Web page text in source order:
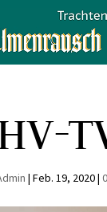
|Feb. 19, 2020|